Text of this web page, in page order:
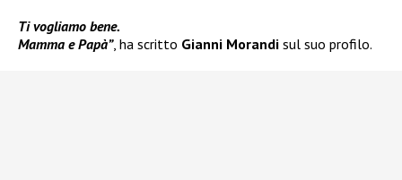
Ti vogliamo bene.
Mamma e Papà”, ha scritto Gianni Morandi sul suo profilo.